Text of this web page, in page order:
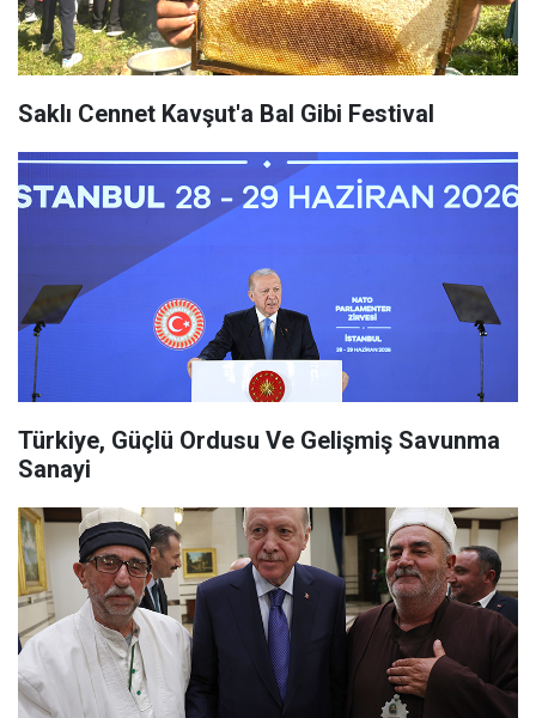
Saklı Cennet Kavşut'a Bal Gibi Festival
Türkiye, Güçlü Ordusu Ve Gelişmiş Savunma
Sanayi